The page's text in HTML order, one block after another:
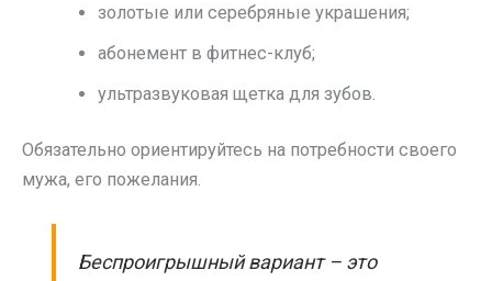
золотые или серебряные украшения;
абонемент в фитнес-клуб;
ультразвуковая щетка для зубов.
Обязательно ориентируйтесь на потребности своего
мужа, его пожелания.
Беспроигрышный вариант – это